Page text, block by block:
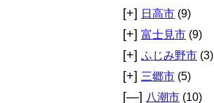
[+] 日高市 (9)
[+] 富士見市 (9)
[+] ふじみ野市 (3)
[+] 三郷市 (5)
[—] 八潮市 (10)